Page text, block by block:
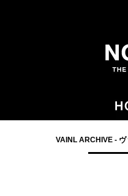
VAINL ARCHIVE -